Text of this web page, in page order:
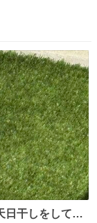
日干しをしてい